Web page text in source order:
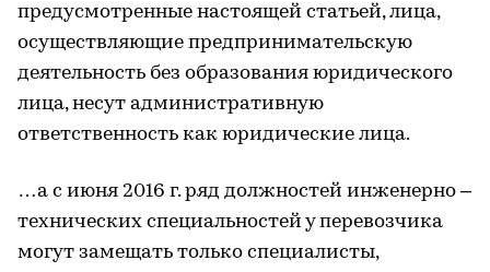
предусмотренные настоящей статьей, лица,
осуществляющие предпринимательскую
деятельность без образования юридического
лица, несут административную
ответственность как юридические лица.
…а с июня 2016 г. ряд должностей инженерно –
технических специальностей у перевозчика
могут замещать только специалисты,